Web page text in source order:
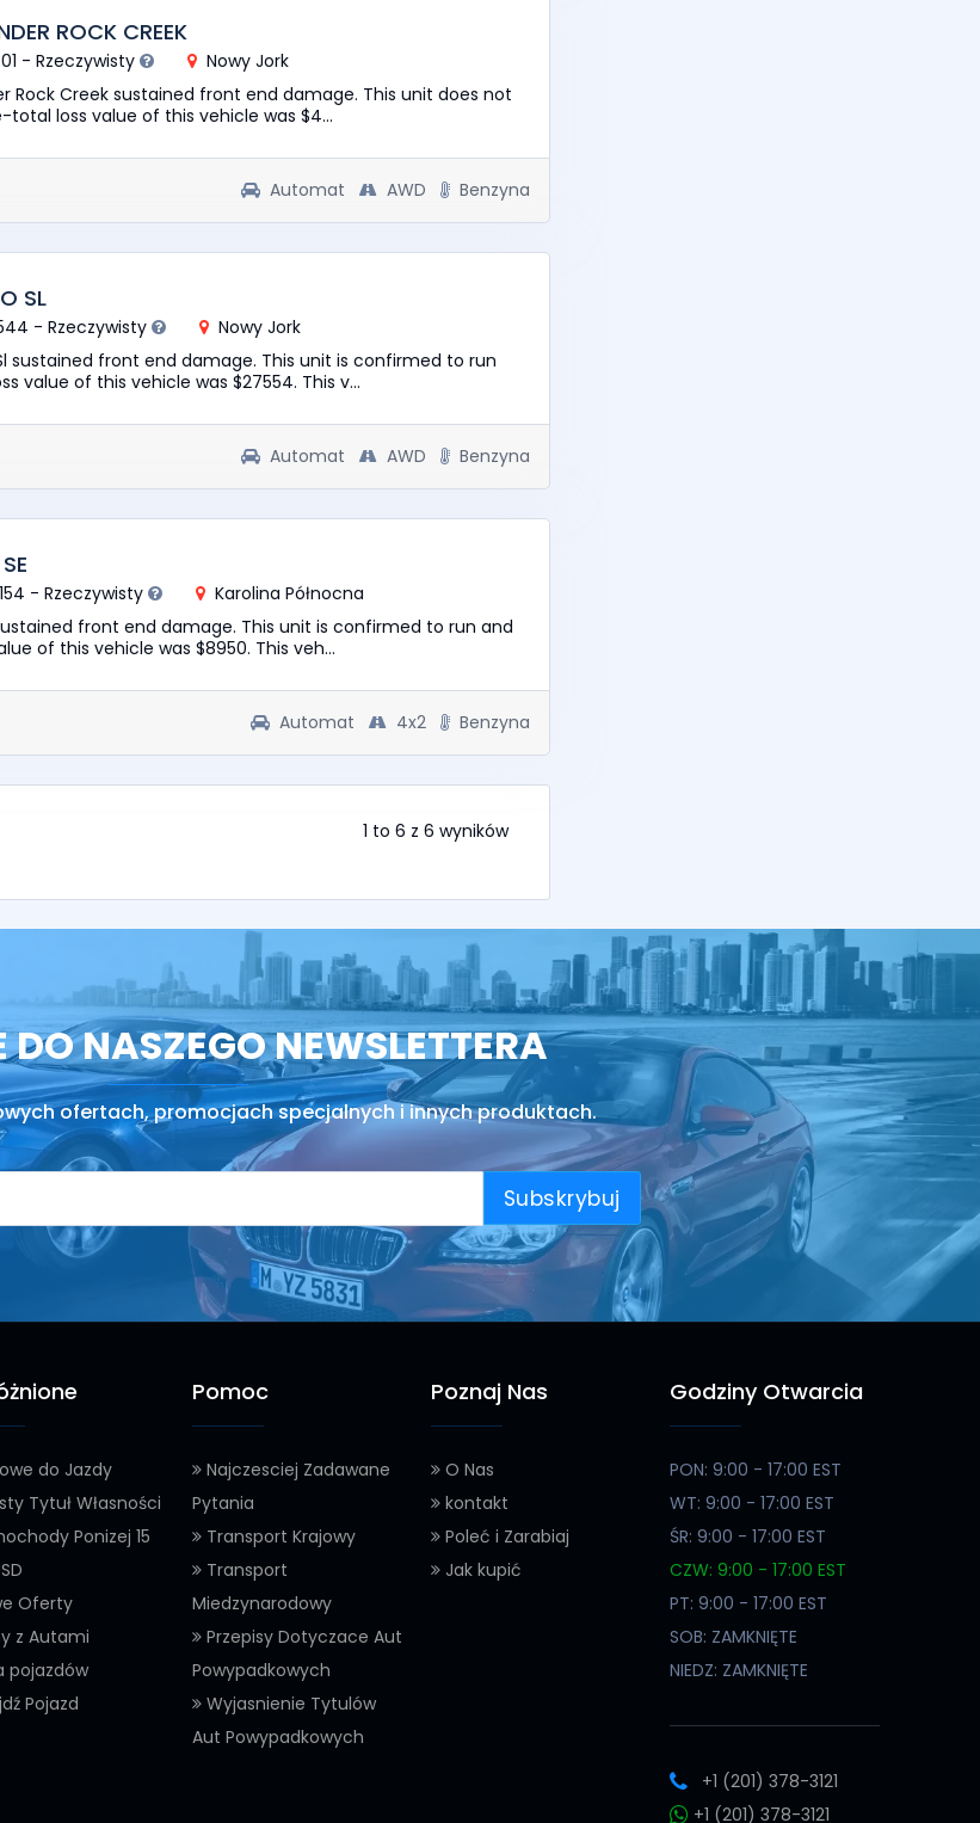
ROCK CREEK
- Rzeczywisty
Nowy Jork
Rock Creek sustained front end damage. This unit does not
total loss value of this vehicle was $4...
Automat AWD Benzyna
SL
- Rzeczywisty
Nowy Jork
sustained front end damage. This unit is confirmed to run
value of this vehicle was $27554. This v...
Automat AWD Benzyna
- Rzeczywisty
Karolina Północna
front end damage. This unit is confirmed to run and
of this vehicle was $8950. This veh...
Automat 4x2 Benzyna
1 to 6 z 6 wyników
DO NASZEGO NEWSLETTERA
ofertach, promocjach specjalnych i innych produktach.
Subskrybuj
do Jazdy
Tytuł Własności
Ponizej 15
Oferty
z Autami
pojazdów
Pojazd
Pomoc
Najczesciej Zadawane
Pytania
Transport Krajowy
Transport
Miedzynarodowy
Przepisy Dotyczace Aut
Powypadkowych
Wyjasnienie Tytulów
Aut Powypadkowych
Poznaj Nas
O Nas
kontakt
Poleć i Zarabiaj
Jak kupić
Godziny Otwarcia
PON: 9:00 - 17:00 EST
WT: 9:00 - 17:00 EST
ŚR: 9:00 - 17:00 EST
CZW: 9:00 - 17:00 EST
PT: 9:00 - 17:00 EST
SOB: ZAMKNIĘTE
NIEDZ: ZAMKNIĘTE
+1 (201) 378-3121
+1 (201) 378-3121